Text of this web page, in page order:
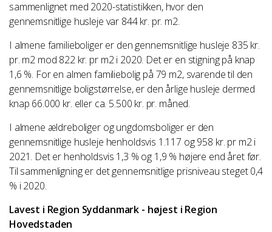
sammenlignet med 2020-statistikken, hvor den
gennemsnitlige husleje var 844 kr. pr. m2.
I almene familieboliger er den gennemsnitlige husleje 835 kr.
pr. m2 mod 822 kr. pr m2 i 2020. Det er en stigning på knap
1,6 %. For en almen familiebolig på 79 m2, svarende til den
gennemsnitlige boligstørrelse, er den årlige husleje dermed
knap 66.000 kr. eller ca. 5.500 kr. pr. måned.
I almene ældreboliger og ungdomsboliger er den
gennemsnitlige husleje henholdsvis 1.117 og 958 kr. pr m2 i
2021. Det er henholdsvis 1,3 % og 1,9 % højere end året før.
Til sammenligning er det gennemsnitlige prisniveau steget 0,4
% i 2020.
Lavest i Region Syddanmark - højest i Region
Hovedstaden